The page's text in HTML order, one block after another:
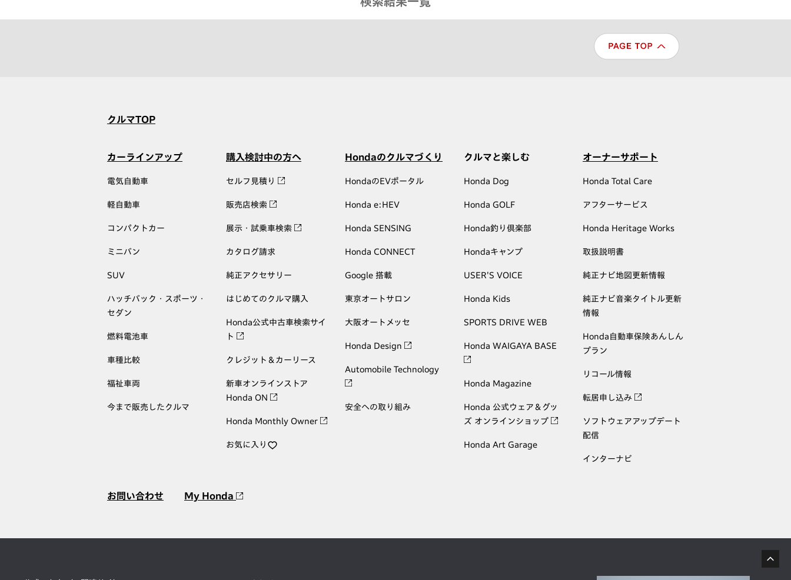
クルマTOP
カーラインアップ
電気自動車
軽自動車
コンパクトカー
ミニバン
SUV
ハッチバック・スポーツ・
セダン
燃料電池車
車種比較
福祉車両
今まで販売したクルマ
購入検討中の方へ
セルフ見積り
販売店検索
展示・試乗車検索
カタログ請求
純正アクセサリー
はじめてのクルマ購入
Honda公式中古車検索サイ
ト
クレジット＆カーリース
新車オンラインストア
Honda ON
Honda Monthly Owner
お気に入り
Hondaのクルマづくり
HondaのEVポータル
Honda e:HEV
Honda SENSING
Honda CONNECT
Google 搭載
東京オートサロン
大阪オートメッセ
Honda Design
Automobile Technology
安全への取り組み
クルマと楽しむ
Honda Dog
Honda GOLF
Honda釣り倶楽部
Hondaキャンプ
USER'S VOICE
Honda Kids
SPORTS DRIVE WEB
Honda WAIGAYA BASE
Honda Magazine
Honda 公式ウェア＆グッ
ズ オンラインショップ
Honda Art Garage
オーナーサポート
Honda Total Care
アフターサービス
Honda Heritage Works
取扱説明書
純正ナビ地図更新情報
純正ナビ音楽タイトル更新
情報
Honda自動車保険あんしん
プラン
リコール情報
転居申し込み
ソフトウェアアップデート
配信
インターナビ
お問い合わせ My Honda